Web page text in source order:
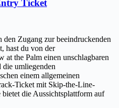
Ticket
Zugang zur beeindruckenden
hast du von der
the Palm einen unschlagbaren
umliegenden
einem allgemeinen
Ticket mit Skip-the-Line-
die Aussichtsplattform auf